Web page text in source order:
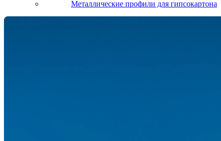
Металлические профили для гипсокартона